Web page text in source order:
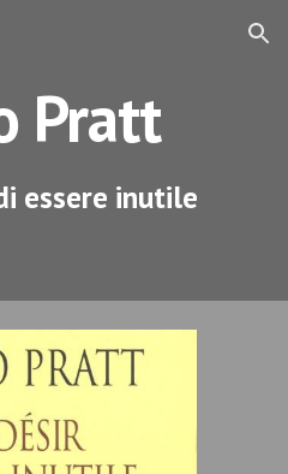
Skip to navigation
Pratt
essere inutile